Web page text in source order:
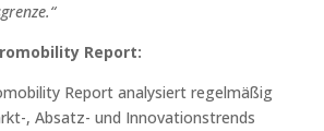
Report:
Report analysiert regelmäßig
, Absatz- und Innovationstrends